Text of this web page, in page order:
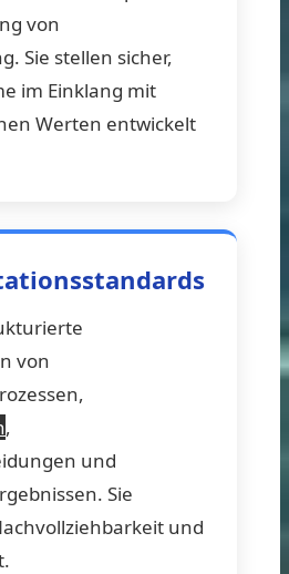
von
Sie stellen sicher,
im Einklang mit
Werten entwickelt
von
,
und
Sie
und